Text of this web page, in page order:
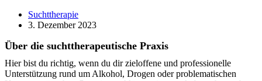
Suchttherapie
3. Dezember 2023
Über die suchttherapeutische Praxis
Hier bist du richtig, wenn du dir zieloffene und professionelle
Unterstützung rund um Alkohol, Drogen oder problematischen